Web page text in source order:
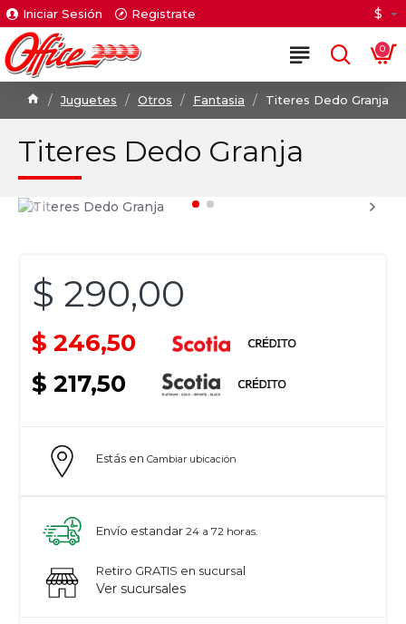
Iniciar Sesión Registrate $
0
Juguetes Otros Fantasia Titeres Dedo Granja
Titeres Dedo Granja
$ 290,00
$ 246,50
$ 217,50
Estás en Cambiar ubicación
Envío estandar 24 a 72 horas.
Retiro GRATIS en sucursal
Ver sucursales